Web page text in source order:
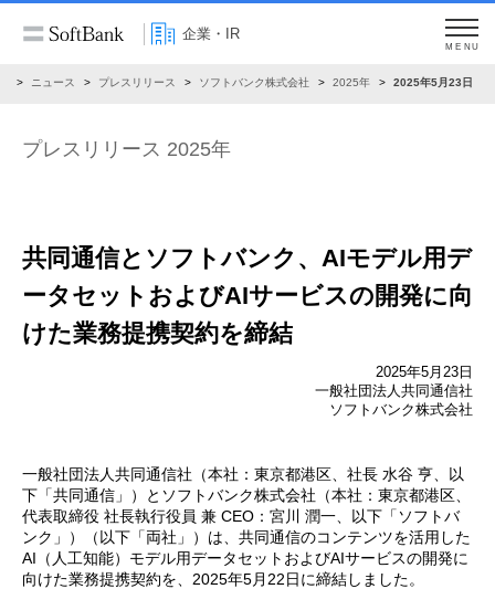
企業・IR
MENU
ニュース プレスリリース ソフトバンク株式会社 2025年 2025年5月23日
プレスリリース 2025年
共同通信とソフトバンク、 AIモデル用デ
ータセットおよびAIサービスの開発に向
けた業務提携契約を締結
2025年5月23日
一般社団法人共同通信社
ソフトバンク株式会社
一般社団法人共同通信社（本社：東京都港区、社長 水谷 亨、以
下「共同通信」）とソフトバンク株式会社（本社：東京都港区、
代表取締役 社長執行役員 兼 CEO：宮川 潤一、以下「ソフトバ
ンク」）（以下「両社」）は、共同通信のコンテンツを活用した
AI（人工知能）モデル用データセットおよびAIサービスの開発に
向けた業務提携契約を、2025年5月22日に締結しました。